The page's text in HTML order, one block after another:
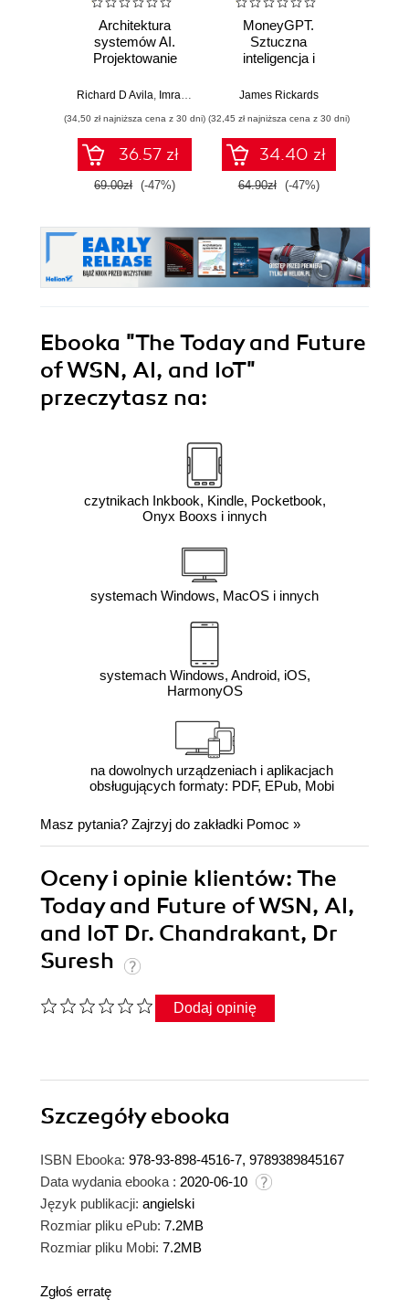
Architektura
systemów AI.
Projektowanie
niezawodnego
Richard D Avila, Imran Ahmad
(34,50 zł najniższa cena z 30 dni)
36.57 zł
69.00zł (-47%)
MoneyGPT.
Sztuczna
inteligencja i
globalnej ekonomii
James Rickards
(32,45 zł najniższa cena z 30 dni)
34.40 zł
64.90zł (-47%)
Ebooka "The Today and Future
of WSN, AI, and IoT"
przeczytasz na:
czytnikach Inkbook, Kindle, Pocketbook,
Onyx Booxs i innych
systemach Windows, MacOS i innych
systemach Windows, Android, iOS,
HarmonyOS
na dowolnych urządzeniach i aplikacjach
obsługujących formaty: PDF, EPub, Mobi
Masz pytania? Zajrzyj do zakładki Pomoc »
Oceny i opinie klientów: The
Today and Future of WSN, AI,
and IoT Dr. Chandrakant, Dr
Suresh
Dodaj opinię
Szczegółyebooka
ISBN Ebooka: 978-93-898-4516-7, 9789389845167
Data wydania ebooka : 2020-06-10
Język publikacji: angielski
Rozmiar pliku ePub: 7.2MB
Rozmiar pliku Mobi: 7.2MB
Zgłoś erratę